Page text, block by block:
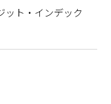
ット・インデック